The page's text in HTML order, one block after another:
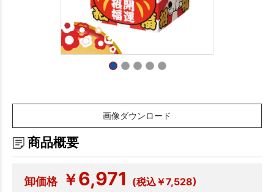
画像ダウンロード
商品概要
卸価格 ￥6,971 (税込￥7,528)